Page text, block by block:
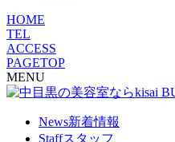
HOME
TEL
ACCESS
PAGETOP
MENU
News新着情報
Staffスタッフ